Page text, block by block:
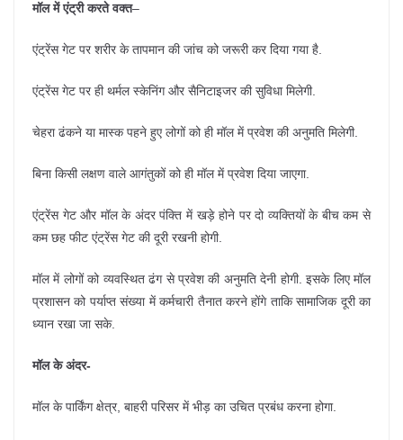
मॉल में एंट्री करते वक्त–
एंट्रेंस गेट पर शरीर के तापमान की जांच को जरूरी कर दिया गया है.
एंट्रेंस गेट पर ही थर्मल स्केनिंग और सैनिटाइजर की सुविधा मिलेगी.
चेहरा ढंकने या मास्क पहने हुए लोगों को ही मॉल में प्रवेश की अनुमति मिलेगी.
बिना किसी लक्षण वाले आगंतुकों को ही मॉल में प्रवेश दिया जाएगा.
एंट्रेंस गेट और मॉल के अंदर पंक्ति में खड़े होने पर दो व्यक्तियों के बीच कम से
कम छह फीट एंट्रेंस गेट की दूरी रखनी होगी.
मॉल में लोगों को व्यवस्थित ढंग से प्रवेश की अनुमति देनी होगी. इसके लिए मॉल
प्रशासन को पर्याप्त संख्या में कर्मचारी तैनात करने होंगे ताकि सामाजिक दूरी का
ध्यान रखा जा सके.
मॉल के अंदर-
मॉल के पार्किंग क्षेत्र, बाहरी परिसर में भीड़ का उचित प्रबंध करना होगा.